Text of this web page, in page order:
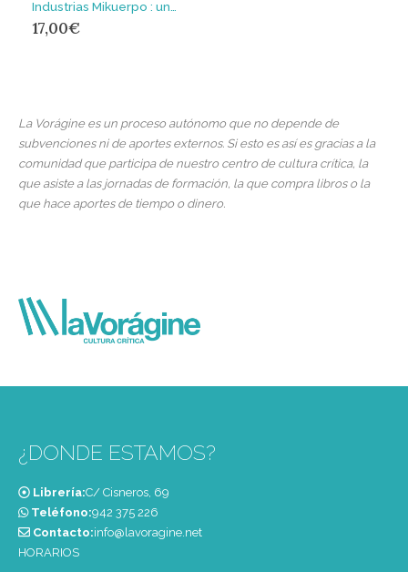
Industrias Mikuerpo : un proyecto de gestión cultural independiente (1994-1999)
17,00€
La Vorágine es un proceso autónomo que no depende de
subvenciones ni de aportes externos. Si esto es así es gracias a la
comunidad que participa de nuestro centro de cultura crítica, la
que asiste a las jornadas de formación, la que compra libros o la
que hace aportes de tiempo o dinero.
¿DONDE ESTAMOS?
Librería:C/ Cisneros, 69
Teléfono:‭942 375 226‬
Contacto:info@lavoragine.net
HORARIOS